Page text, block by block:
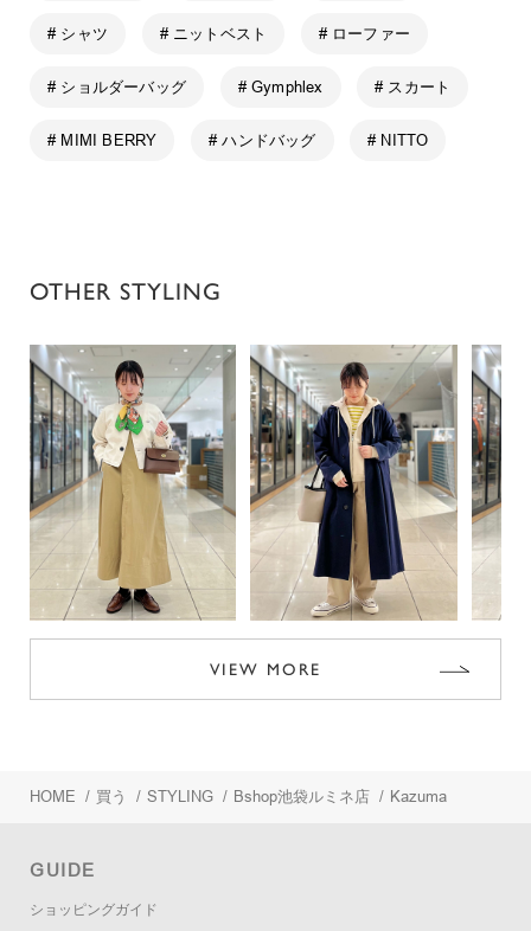
# シャツ # ニットベスト # ローファー
# ショルダーバッグ # Gymphlex # スカート
# MIMI BERRY # ハンドバッグ # NITTO
OTHER STYLING
VIEW MORE
HOME / 買う / STYLING / Bshop池袋ルミネ店 / Kazuma
GUIDE
ショッピングガイド